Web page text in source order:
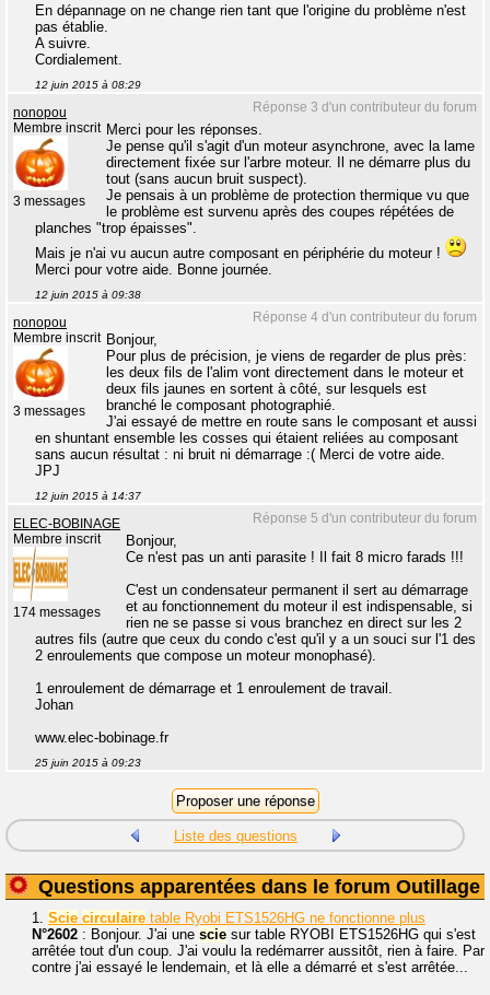
En dépannage on ne change rien tant que l'origine du problème n'est
pas établie.
A suivre.
Cordialement.
12 juin 2015 à 08:29
Réponse 3 d'un contributeur du forum
nonopou
Membre inscrit
3 messages
Merci pour les réponses.
Je pense qu'il s'agit d'un moteur asynchrone, avec la lame
directement fixée sur l'arbre moteur. Il ne démarre plus du
tout (sans aucun bruit suspect).
Je pensais à un problème de protection thermique vu que
le problème est survenu après des coupes répétées de
planches "trop épaisses".
Mais je n'ai vu aucun autre composant en périphérie du moteur !
Merci pour votre aide. Bonne journée.
12 juin 2015 à 09:38
Réponse 4 d'un contributeur du forum
nonopou
Membre inscrit
3 messages
Bonjour,
Pour plus de précision, je viens de regarder de plus près:
les deux fils de l'alim vont directement dans le moteur et
deux fils jaunes en sortent à côté, sur lesquels est
branché le composant photographié.
J'ai essayé de mettre en route sans le composant et aussi
en shuntant ensemble les cosses qui étaient reliées au composant
sans aucun résultat : ni bruit ni démarrage :( Merci de votre aide.
JPJ
12 juin 2015 à 14:37
Réponse 5 d'un contributeur du forum
ELEC-BOBINAGE
Membre inscrit
174 messages
Bonjour,
Ce n'est pas un anti parasite ! Il fait 8 micro farads !!!
C'est un condensateur permanent il sert au démarrage
et au fonctionnement du moteur il est indispensable, si
rien ne se passe si vous branchez en direct sur les 2
autres fils (autre que ceux du condo c'est qu'il y a un souci sur l'1 des
2 enroulements que compose un moteur monophasé).
1 enroulement de démarrage et 1 enroulement de travail.
Johan
www.elec-bobinage.fr
25 juin 2015 à 09:23
Liste des questions
Questions apparentées dans le forum Outillage
1. Scie circulaire table Ryobi ETS1526HG ne fonctionne plus
N°2602 : Bonjour. J'ai une scie sur table RYOBI ETS1526HG qui s'est
arrêtée tout d'un coup. J'ai voulu la redémarrer aussitôt, rien à faire. Par
contre j'ai essayé le lendemain, et là elle a démarré et s'est arrêtée...